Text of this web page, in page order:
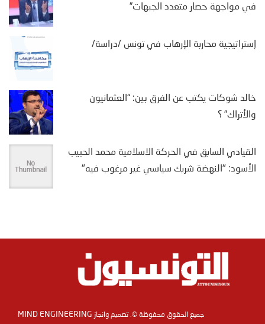
في مواجهة حصار متعدد الجبهات”
إستراتيجية محاربة الإرهاب في تونس /دراسة/
خالد شوكات يكتب عن الفرق بين: “العثمانيون
والأتراك” ؟
القيادي السابق في الحركة الاسلامية محمد الحبيب
الأسود: "النهضة شريك سياسي غير مرغوب فيه"
جميع الحقوق محفوظة ©. تصميم وانجاز MIND ENGINEERING